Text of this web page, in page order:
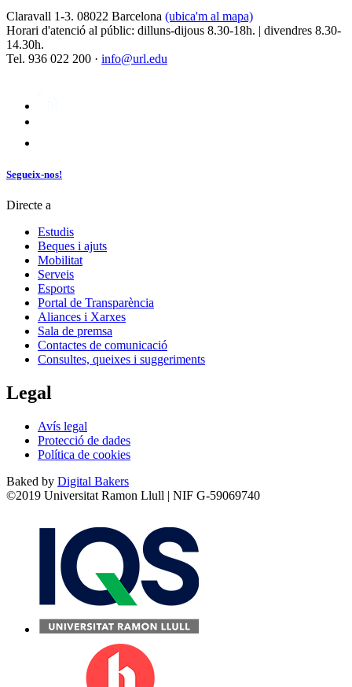
Claravall 1-3. 08022 Barcelona (ubica'm al mapa)
Horari d'atenció al públic: dilluns-dijous 8.30-18h. | divendres 8.30-
14.30h.
Tel. 936 022 200 · info@url.edu
Segueix-nos!
Directe a
Estudis
Beques i ajuts
Mobilitat
Serveis
Esports
Portal de Transparència
Aliances i Xarxes
Sala de premsa
Contactes de comunicació
Consultes, queixes i suggeriments
Legal
Avís legal
Protecció de dades
Política de cookies
Baked by Digital Bakers
©2019 Universitat Ramon Llull | NIF G-59069740